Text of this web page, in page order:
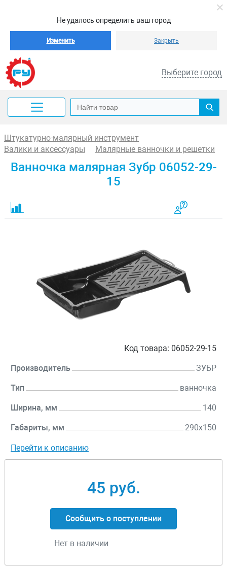
Не удалось определить ваш город
Изменить Закрыть
Выберите город
Штукатурно-малярный инструмент
Валики и аксессуары
Малярные ванночки и решетки
Ванночка малярная Зубр 06052-29-
15
Код товара: 06052-29-15
Производитель ЗУБР
Тип ванночка
Ширина, мм 140
Габариты, мм 290х150
Перейти к описанию
45 руб.
Сообщить о поступлении
Нет в наличии